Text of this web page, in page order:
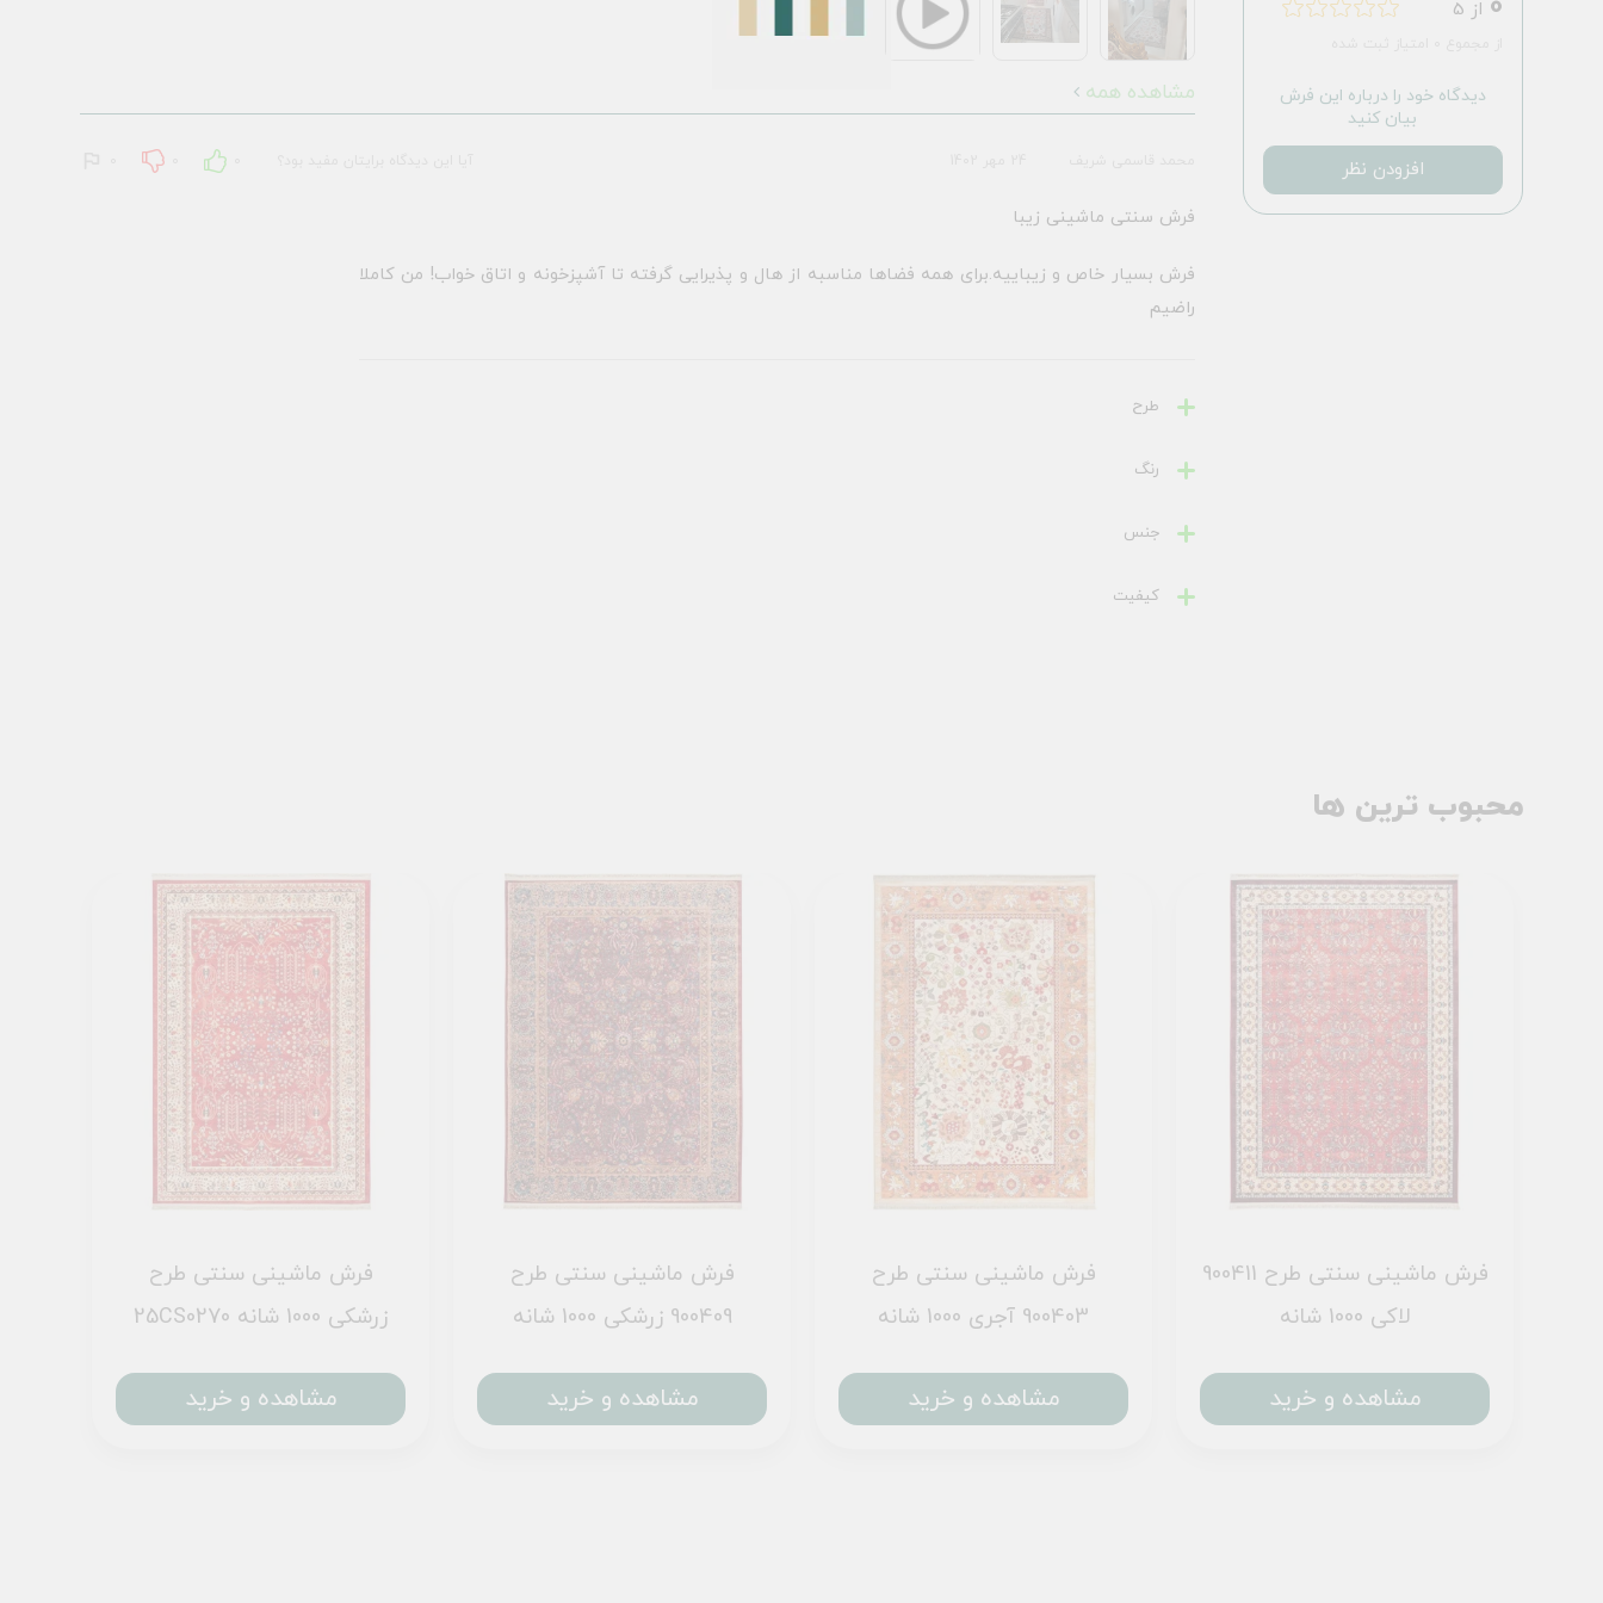
از 5
دیدگاه خود را درباره این فرش
بیان کنید
افزودن نظر
مشاهده همه
فرش سنتی ماشینی زیبا
فرش بسیار خاص و زیباییه.برای همه فضاها مناسبه از هال و پذیرایی گرفته تا آشپزخونه و اتاق خواب! من کاملا
راضیم
طرح
رنگ
جنس
کیفیت
محبوب ترین ها
فرش ماشینی سنتی طرح
25CS0270 زرشکی 1000 شانه
مشاهده و خرید
فرش ماشینی سنتی طرح
900409 زرشکی 1000 شانه
مشاهده و خرید
فرش ماشینی سنتی طرح
900403 آجری 1000 شانه
مشاهده و خرید
فرش ماشینی سنتی طرح 900411
لاکی 1000 شانه
مشاهده و خرید